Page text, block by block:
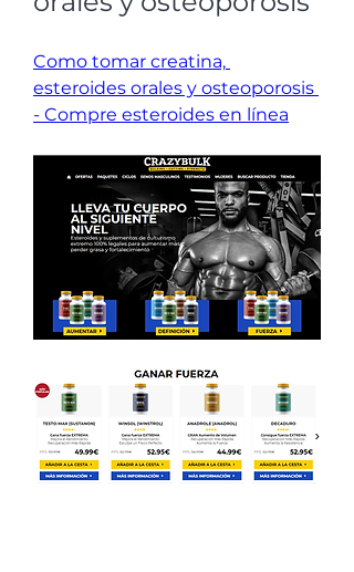
Como tomar creatina,
esteroides orales y osteoporosis
- Compre esteroides en línea